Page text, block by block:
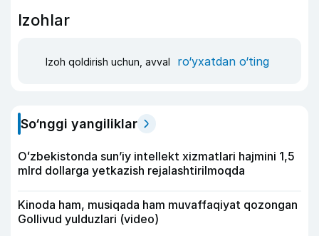
Izohlar
Izoh qoldirish uchun, avval ro‘yxatdan o‘ting
So‘nggi yangiliklar
Oʻzbekistonda sunʼiy intellekt xizmatlari hajmini 1,5
mlrd dollarga yetkazish rejalashtirilmoqda
Kinoda ham, musiqada ham muvaffaqiyat qozongan
Gollivud yulduzlari (video)